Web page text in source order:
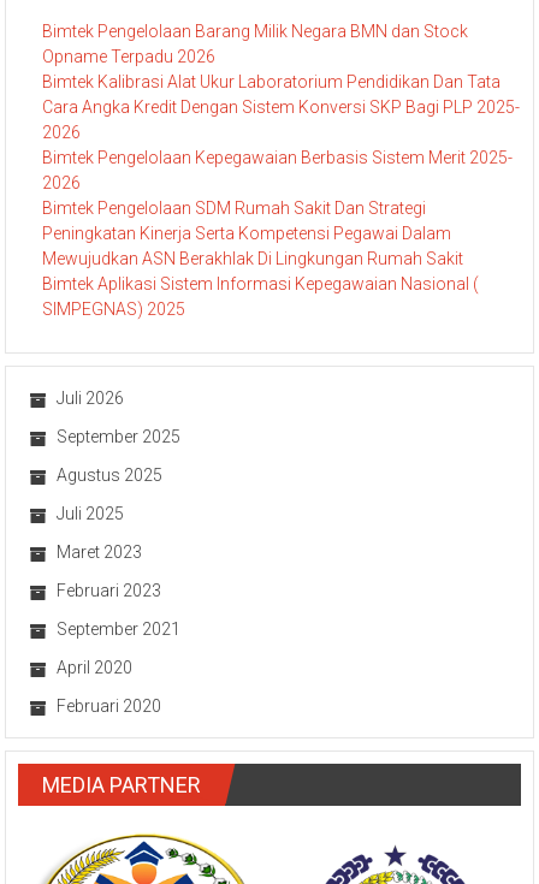
post terbaru
Bimtek Pengelolaan Barang Milik Negara BMN dan Stock
Opname Terpadu 2026
Bimtek Kalibrasi Alat Ukur Laboratorium Pendidikan Dan Tata
Cara Angka Kredit Dengan Sistem Konversi SKP Bagi PLP 2025-
2026
Bimtek Pengelolaan Kepegawaian Berbasis Sistem Merit 2025-
2026
Bimtek Pengelolaan SDM Rumah Sakit Dan Strategi
Peningkatan Kinerja Serta Kompetensi Pegawai Dalam
Mewujudkan ASN Berakhlak Di Lingkungan Rumah Sakit
SIMPEGNAS) 2025
Juli 2026
September 2025
Agustus 2025
Juli 2025
Maret 2023
Februari 2023
September 2021
April 2020
Februari 2020
MEDIA PARTNER